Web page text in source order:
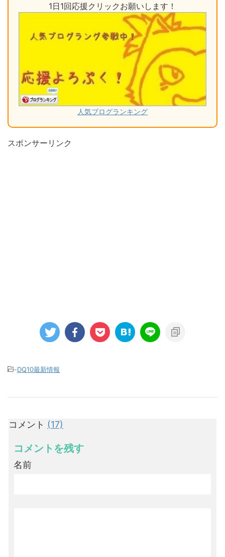
1日1回応援クリックお願いします！
人気ブログランキング
スポンサーリンク
-DQ10最新情報
コメント (17)
コメントを残す
名前